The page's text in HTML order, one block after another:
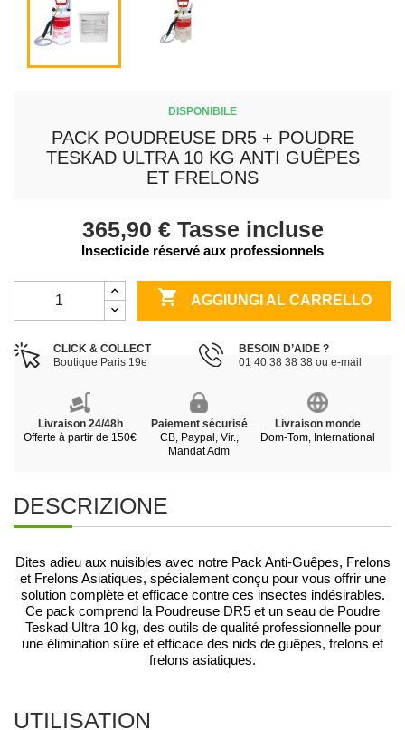
DISPONIBILE
PACK POUDREUSE DR5 + POUDRE
TESKAD ULTRA 10 KG ANTI GUÊPES
ET FRELONS
365,90 € Tasse incluse
Insecticide réservé aux professionnels
 AGGIUNGI AL CARRELLO
CLICK & COLLECT
Boutique Paris 19e
BESOIN D’AIDE ?
01 40 38 38 38 ou e-mail
Livraison 24/48h
Offerte à partir de 150€
Paiement sécurisé
CB, Paypal, Vir.,
Mandat Adm
Livraison monde
Dom-Tom, International
DESCRIZIONE
Dites adieu aux nuisibles avec notre Pack Anti-Guêpes, Frelons
et Frelons Asiatiques, spécialement conçu pour vous offrir une
solution complète et efficace contre ces insectes indésirables.
Ce pack comprend la Poudreuse DR5 et un seau de Poudre
Teskad Ultra 10 kg, des outils de qualité professionnelle pour
une élimination sûre et efficace des nids de guêpes, frelons et
frelons asiatiques.
UTILISATION